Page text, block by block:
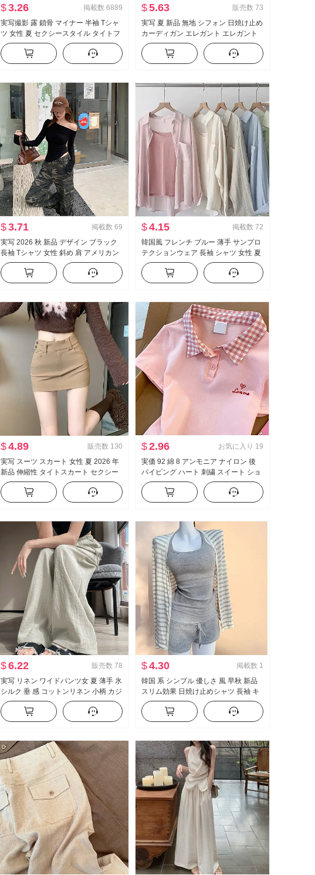
$3.26 掲載数 6889
実写撮影 露 鎖骨 マイナー 半袖 Tシャ
ツ 女性 夏 セクシースタイル タイトフ
ィット 新品 ボタン デザイン 感 ショー
ト丈 トップス
$5.63 販売数 73
実写 夏 新品 無地 シフォン 日焼け止め
カーディガン エレガント エレガント
シフォン フラワープリント ワンピー
ス女 ツーピースセット
$3.71 掲載数 69
実写 2026 秋 新品 デザイン ブラック
長袖 Tシャツ 女性 斜め 肩 アメリカン
スタイル セクシースタイル オフショ
ルダー オフショルダー トップス
$4.15 掲載数 72
韓国風 フレンチ ブルー 薄手 サンプロ
テクションウェア 長袖 シャツ 女性 夏
服 ルーズフィット カジュアル ルーズ
長袖 シングル シャツ
$4.89 販売数 130
実写 スーツ スカート 女性 夏 2026 年
新品 伸縮性 タイトスカート セクシー
セクシースタイル ハイウエスト A字
ミニスカート
$2.96 お気に入り 19
実価 92 綿 8 アンモニア ナイロン 後
パイピング ハート 刺繍 スイート ショ
ート丈 ポロ襟 Tシャツ スリムフィット
小柄 トレンド
$6.22 販売数 78
実写 リネン ワイドパンツ女 夏 薄手 氷
シルク 垂 感 コットンリネン 小柄 カジ
ュアル ストレートパンツ ルーズ 長ズ
ボン
$4.30 掲載数 1
韓国 系 シンプル 優しさ 風 早秋 新品
スリム効果 日焼け止めシャツ 長袖 キ
ャミソール 熱い ミニスカート スリー
ピース